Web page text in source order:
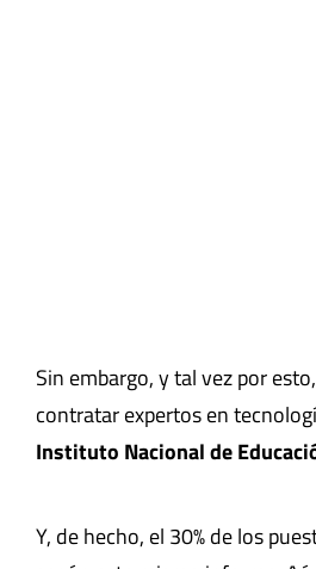
Sin embargo, y tal vez por
contratar expertos en
Instituto Nacional de
Y, de hecho, el 30% de los